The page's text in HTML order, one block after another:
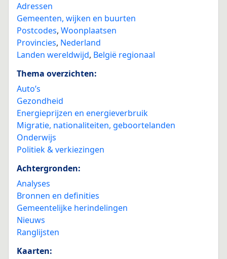
Adressen
Gemeenten, wijken en buurten
Postcodes, Woonplaatsen
Provincies, Nederland
Landen wereldwijd, België regionaal
Thema overzichten:
Auto’s
Gezondheid
Energieprijzen en energieverbruik
Migratie, nationaliteiten, geboortelanden
Onderwijs
Politiek & verkiezingen
Achtergronden:
Analyses
Bronnen en definities
Gemeentelijke herindelingen
Nieuws
Ranglijsten
Kaarten: